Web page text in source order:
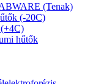
(Tenak)
(-20C)
hűtők